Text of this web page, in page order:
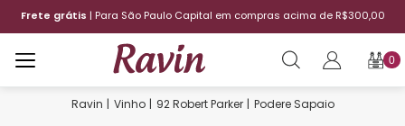
Frete grátis | Para São Paulo Capital em compras acima de R$300,00
0
Vinho 92 Robert Parker Podere Sapaio